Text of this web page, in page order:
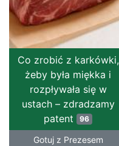
Co zrobić z karkówki,
żeby była miękka i
rozpływała się w
ustach – zdradzamy
patent 96
Gotuj z Prezesem